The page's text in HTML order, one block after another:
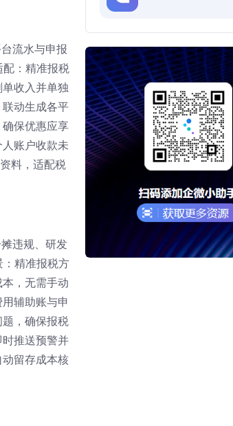
流水与申报
：精准报税
收入并单独
动生成各平
保优惠应享
账户收款未
料，适配税
违规、研发
精准报税方
，无需手动
辅助账与申
，确保报税
推送预警并
留存成本核